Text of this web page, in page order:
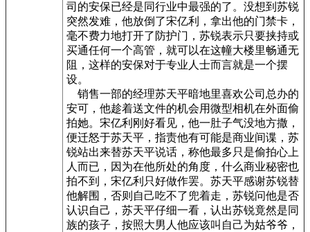
司的安保已经是同行业中最强的了。没想到苏锐
突然发难，他放倒了宋亿利，拿出他的门禁卡，
毫不费力地打开了防护门，苏锐表示只要挟持或
买通任何一个高管，就可以在这幢大楼里畅通无
阻，这样的安保对于专业人士而言就是一个摆
设。
销售一部的经理苏天平暗地里喜欢公司总办的
安可，他趁着送文件的机会用微型相机在外面偷
拍她。宋亿利刚好看见，他一肚子气没地方撒，
便迁怒于苏天平，指责他有可能是商业间谍，苏
锐站出来替苏天平说话，称他最多只是偷拍心上
人而已，因为在他所处的角度，什么商业秘密也
拍不到，宋亿利只好做作罢。苏天平感谢苏锐替
他解围，否则自己吃不了兜着走，苏锐问他是否
认识自己，苏天平仔细一看，认出苏锐竟然是同
族的孩子，按照大男人他应该叫自己为姑爷爷，